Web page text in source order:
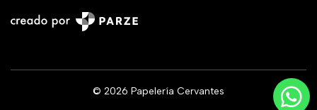
© 2026 Papelería Cervantes